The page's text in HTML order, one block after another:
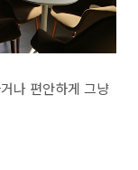
나 편안하게 그냥